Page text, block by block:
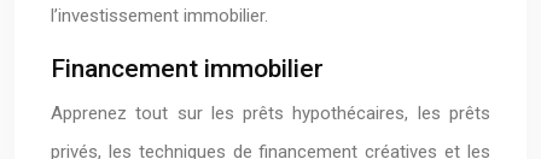
l’investissement immobilier.
Financement immobilier
Apprenez tout sur les prêts hypothécaires, les prêts
privés, les techniques de financement créatives et les